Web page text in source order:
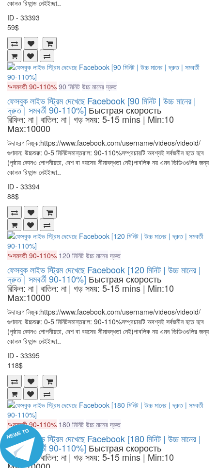
NEWS TG
কোনও রিফান্ড নেইইচ্ছা..
ID - 33393
59$
সমবর্তী 90-110% 90 মিনিট উচ্চ মানের দ্রুত
ফেসবুক লাইভ স্ট্রিম দেখেছে Facebook [90 মিনিট | উচ্চ মানের |
দ্রুত | সমবর্তী 90-110%] Быстрая скорость
রিফিল: না | বাতিল: না | গড় সময়: 5-15 mins | Min:10
Max:10000
উদাহরণ লিঙ্ক:https://www.facebook.com/username/videos/videoid/
গুণমান: উচ্চশুরু: 0-5 মিনিটসমান্তরাল: 90-110%সম্প্রচারটি অবশ্যই সর্বজনীন হতে হবে
(পৃষ্ঠায় কোনও গোপনীয়তা, দেশ বা বয়সের সীমাবদ্ধতা নেই)পাবলিক নয় এমন ভিডিওগুলির জন্য
কোনও রিফান্ড নেইইচ্ছা..
ID - 33394
88$
সমবর্তী 90-110% 120 মিনিট উচ্চ মানের দ্রুত
ফেসবুক লাইভ স্ট্রিম দেখেছে Facebook [120 মিনিট | উচ্চ মানের |
দ্রুত | সমবর্তী 90-110%] Быстрая скорость
রিফিল: না | বাতিল: না | গড় সময়: 5-15 mins | Min:10
Max:10000
উদাহরণ লিঙ্ক:https://www.facebook.com/username/videos/videoid/
গুণমান: উচ্চশুরু: 0-5 মিনিটসমান্তরাল: 90-110%সম্প্রচারটি অবশ্যই সর্বজনীন হতে হবে
(পৃষ্ঠায় কোনও গোপনীয়তা, দেশ বা বয়সের সীমাবদ্ধতা নেই)পাবলিক নয় এমন ভিডিওগুলির জন্য
কোনও রিফান্ড নেইইচ্ছা..
ID - 33395
118$
সমবর্তী 90-110% 180 মিনিট উচ্চ মানের দ্রুত
ফেসবুক লাইভ স্ট্রিম দেখেছে Facebook [180 মিনিট | উচ্চ মানের |
দ্রুত | সমবর্তী 90-110%] Быстрая скорость
রিফিল: না | বাতিল: না | গড় সময়: 5-15 mins | Min:10